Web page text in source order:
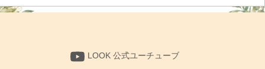
投
LOOK 公式ユーチューブ